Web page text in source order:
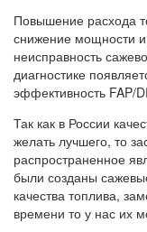
Повышение расхода
снижение мощности
неисправность
диагностике
эффективность FAP/
Так как в России
желать лучшего, то
распространенное
были созданы
качества топлива,
времени то у нас их